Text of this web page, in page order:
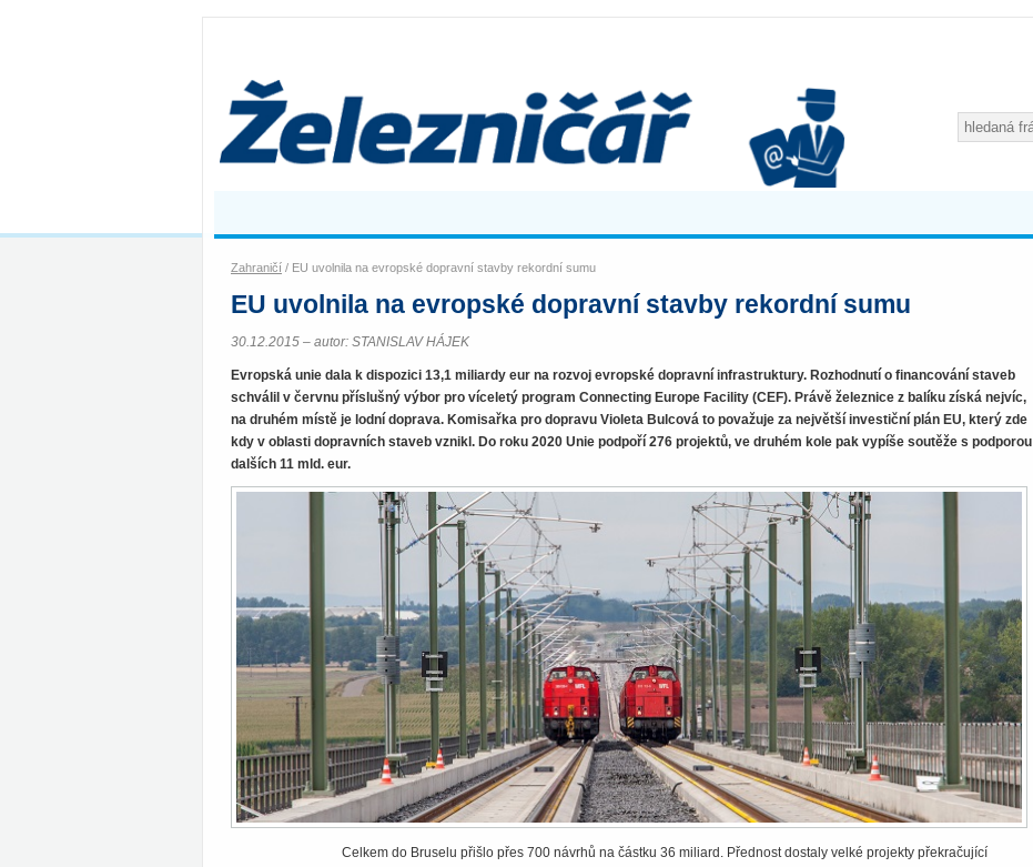
Zahraničí / EU uvolnila na evropské dopravní stavby rekordní sumu
EU uvolnila na evropské dopravní stavby rekordní sumu
30.12.2015 – autor: STANISLAV HÁJEK
Evropská unie dala k dispozici 13,1 miliardy eur na rozvoj evropské dopravní infrastruktury. Rozhodnutí o financování staveb
schválil v červnu příslušný výbor pro víceletý program Connecting Europe Facility (CEF). Právě železnice z balíku získá nejvíc,
na druhém místě je lodní doprava. Komisařka pro dopravu Violeta Bulcová to považuje za největší investiční plán EU, který zde
kdy v oblasti dopravních staveb vznikl. Do roku 2020 Unie podpoří 276 projektů, ve druhém kole pak vypíše soutěže s podporou
dalších 11 mld. eur.
Celkem do Bruselu přišlo přes 700 návrhů na částku 36 miliard. Přednost dostaly velké projekty překračující